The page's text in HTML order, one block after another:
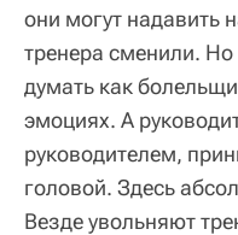
они могут надавить
тренера сменили. Но
думать как
эмоциях. А
руководителем,
головой. Здесь
Везде увольняют